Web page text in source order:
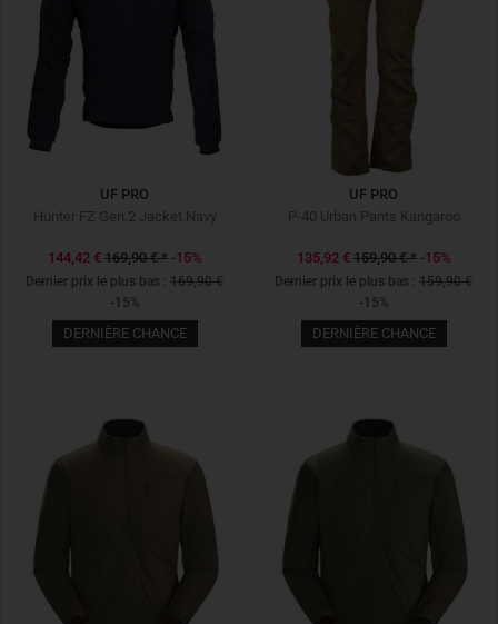
UF PRO
Hunter FZ Gen.2 Jacket Navy
144,42 € 169,90 €* -15%
Dernier prix le plus bas : 169,90 €
-15%
DERNIÈRE CHANCE
UF PRO
P-40 Urban Pants Kangaroo
135,92 € 159,90 €* -15%
Dernier prix le plus bas : 159,90 €
-15%
DERNIÈRE CHANCE